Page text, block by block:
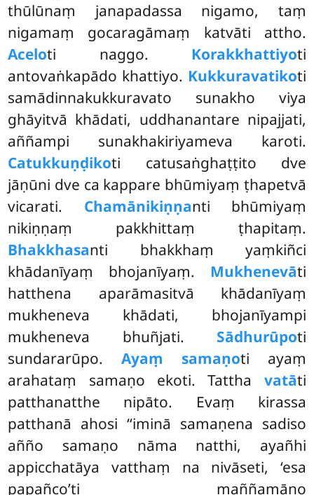
thūlūnaṃ janapadassa nigamo, taṃ
nigamaṃ gocaragāmaṃ katvāti attho.
Aceloti naggo. Korakkhattiyoti
antovaṅkapādo khattiyo. Kukkuravatikoti
samādinnakukkuravato sunakho viya
ghāyitvā khādati, uddhanantare nipajjati,
aññampi sunakhakiriyameva karoti.
Catukkuṇḍikoti catusaṅghaṭṭito dve
jāṇūni dve ca kappare bhūmiyaṃ ṭhapetvā
vicarati. Chamānikiṇṇanti bhūmiyaṃ
nikiṇṇaṃ pakkhittaṃ ṭhapitaṃ.
Bhakkhasanti bhakkhaṃ yaṃkiñci
khādanīyaṃ bhojanīyaṃ. Mukhenevāti
hatthena aparāmasitvā khādanīyaṃ
mukheneva khādati, bhojanīyampi
mukheneva bhuñjati. Sādhurūpoti
sundararūpo.Ayaṃ samaṇoti ayaṃ
arahataṃ samaṇo ekoti. Tattha vatāti
patthanatthe nipāto. Evaṃ kirassa
patthanā ahosi ‘‘iminā samaṇena sadiso
añño samaṇo nāma natthi, ayañhi
appicchatāya vatthaṃ na nivāseti, ‘esa
papañco’ti maññamāno